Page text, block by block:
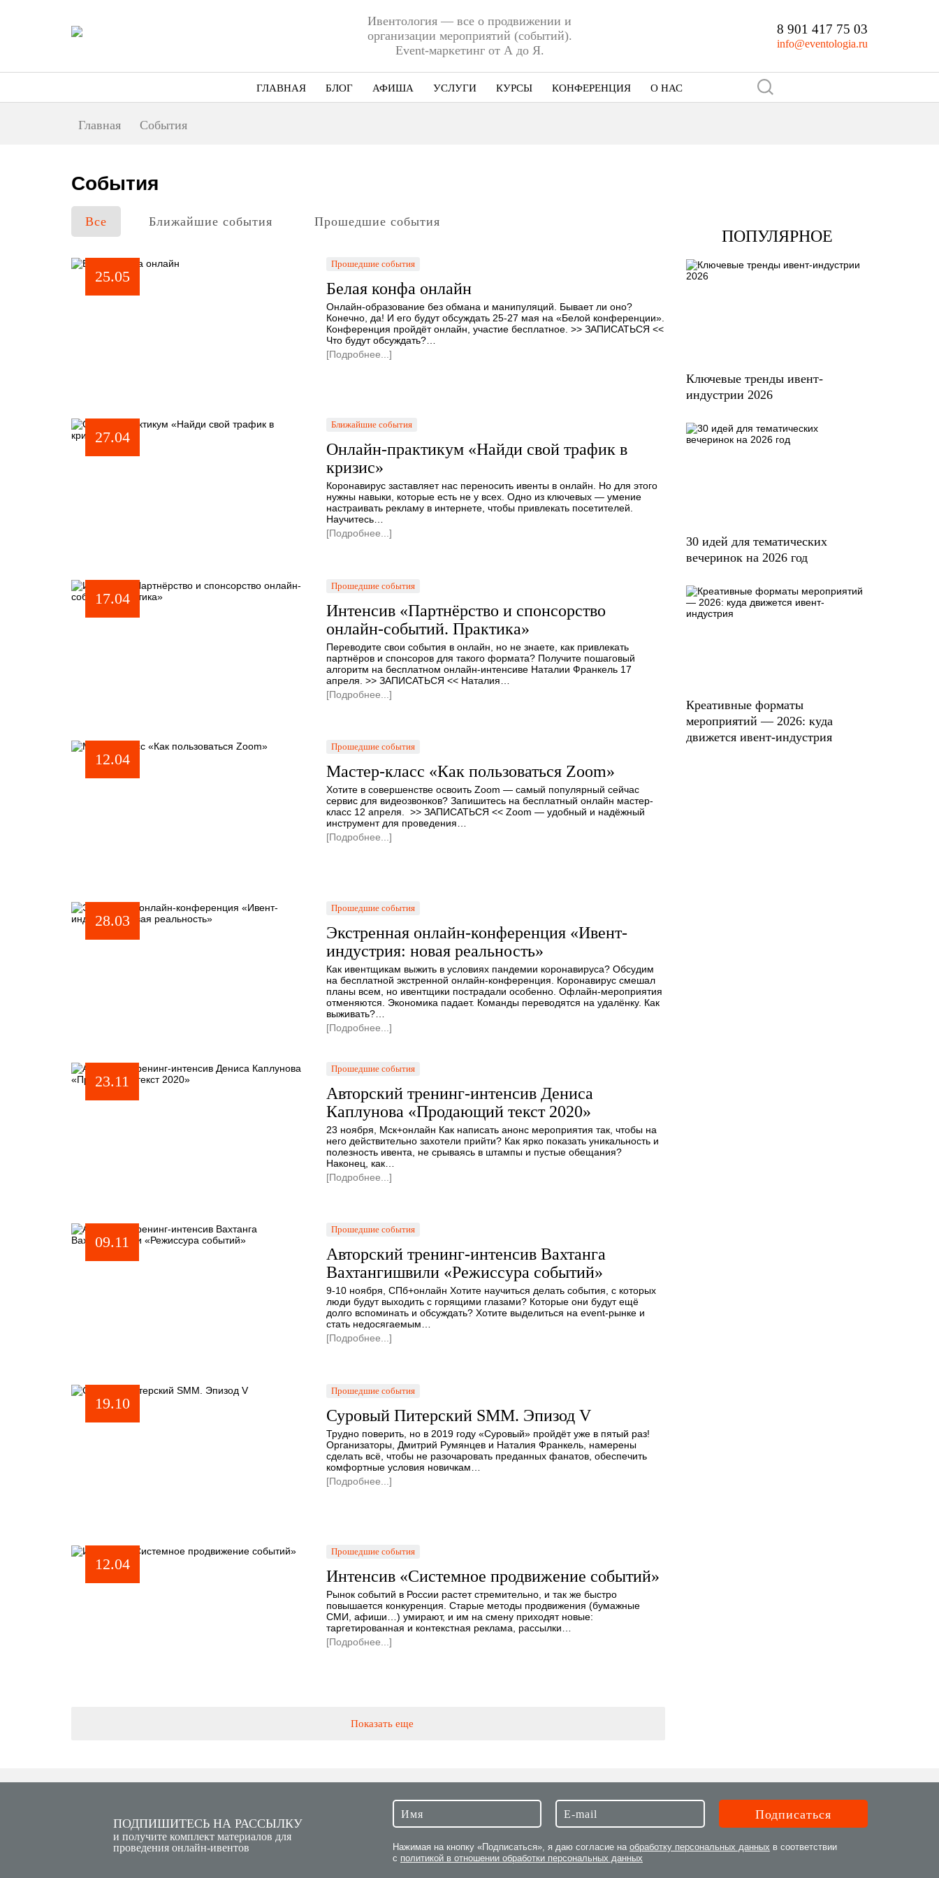
Ивентология — все о продвижении и
организации мероприятий (событий).
Event-маркетинг от А до Я.
8 901 417 75 03
info@eventologia.ru
ГЛАВНАЯ БЛОГ АФИША УСЛУГИ КУРСЫ КОНФЕРЕНЦИЯ О НАС
Главная События
События
Все Ближайшие события Прошедшие события
25.05
Прошедшие события
Белая конфа онлайн
Онлайн-образование без обмана и манипуляций. Бывает ли оно?
Конечно, да! И его будут обсуждать 25-27 мая на «Белой конференции».
Конференция пройдёт онлайн, участие бесплатное. >> ЗАПИСАТЬСЯ <<
Что будут обсуждать?…
[Подробнее...]
27.04
Ближайшие события
Онлайн-практикум «Найди свой трафик в
кризис»
Коронавирус заставляет нас переносить ивенты в онлайн. Но для этого
нужны навыки, которые есть не у всех. Одно из ключевых — умение
настраивать рекламу в интернете, чтобы привлекать посетителей.
Научитесь…
[Подробнее...]
17.04
Прошедшие события
Интенсив «Партнёрство и спонсорство
онлайн-событий. Практика»
Переводите свои события в онлайн, но не знаете, как привлекать
партнёров и спонсоров для такого формата? Получите пошаговый
алгоритм на бесплатном онлайн-интенсиве Наталии Франкель 17
апреля. >> ЗАПИСАТЬСЯ << Наталия…
[Подробнее...]
12.04
Прошедшие события
Мастер-класс «Как пользоваться Zoom»
Хотите в совершенстве освоить Zoom — самый популярный сейчас
сервис для видеозвонков? Запишитесь на бесплатный онлайн мастер-
класс 12 апреля. >> ЗАПИСАТЬСЯ << Zoom — удобный и надёжный
инструмент для проведения…
[Подробнее...]
28.03
Прошедшие события
Экстренная онлайн-конференция «Ивент-
индустрия: новая реальность»
Как ивентщикам выжить в условиях пандемии коронавируса? Обсудим
на бесплатной экстренной онлайн-конференция. Коронавирус смешал
планы всем, но ивентщики пострадали особенно. Офлайн-мероприятия
отменяются. Экономика падает. Команды переводятся на удалёнку. Как
выживать?…
[Подробнее...]
23.11
Прошедшие события
Авторский тренинг-интенсив Дениса
Каплунова «Продающий текст 2020»
23 ноября, Мск+онлайн Как написать анонс мероприятия так, чтобы на
него действительно захотели прийти? Как ярко показать уникальность и
полезность ивента, не срываясь в штампы и пустые обещания?
Наконец, как…
[Подробнее...]
09.11
Прошедшие события
Авторский тренинг-интенсив Вахтанга
Вахтангишвили «Режиссура событий»
9-10 ноября, СПб+онлайн Хотите научиться делать события, с которых
люди будут выходить с горящими глазами? Которые они будут ещё
долго вспоминать и обсуждать? Хотите выделиться на event-рынке и
стать недосягаемым…
[Подробнее...]
19.10
Прошедшие события
Суровый Питерский SMM. Эпизод V
Трудно поверить, но в 2019 году «Суровый» пройдёт уже в пятый раз!
Организаторы, Дмитрий Румянцев и Наталия Франкель, намерены
сделать всё, чтобы не разочаровать преданных фанатов, обеспечить
комфортные условия новичкам…
[Подробнее...]
12.04
Прошедшие события
Интенсив «Системное продвижение событий»
Рынок событий в России растет стремительно, и так же быстро
повышается конкуренция. Старые методы продвижения (бумажные
СМИ, афиши…) умирают, и им на смену приходят новые:
таргетированная и контекстная реклама, рассылки…
[Подробнее...]
Показать еще
ПОПУЛЯРНОЕ
Ключевые тренды ивент-
индустрии 2026
30 идей для тематических
вечеринок на 2026 год
Креативные форматы
мероприятий — 2026: куда
движется ивент-индустрия
ПОДПИШИТЕСЬ НА РАССЫЛКУ
и получите комплект материалов для
проведения онлайн-ивентов
Нажимая на кнопку «Подписаться», я даю согласие на обработку персональных данных в соответствии
с политикой в отношении обработки персональных данных